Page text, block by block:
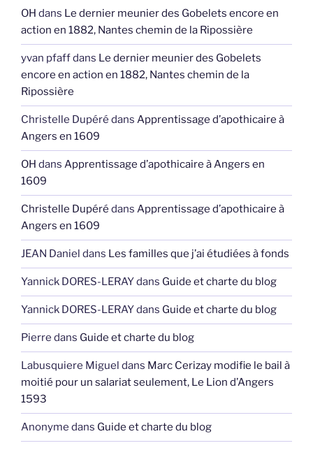
OH dans Le dernier meunier des Gobelets encore en
action en 1882, Nantes chemin de la Ripossière
yvan pfaffdans Le dernier meunier des Gobelets
encore en action en 1882, Nantes chemin de la
Ripossière
Christelle Dupéré dans Apprentissage d’apothicaire à
Angers en 1609
OH dans Apprentissage d’apothicaire à Angers en
1609
Christelle Dupéré dans Apprentissage d’apothicaire à
Angers en 1609
JEAN Daniel dans Les familles que j’ai étudiées à fonds
Yannick DORES-LERAYdans Guide et charte du blog
Yannick DORES-LERAYdans Guide et charte du blog
Pierre dans Guide et charte du blog
Labusquiere Miguel dans Marc Cerizay modifie le bail à
moitié pour un salariat seulement, Le Lion d’Angers
1593
Anonyme dans Guide et charte du blog